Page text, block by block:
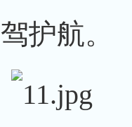
护航。